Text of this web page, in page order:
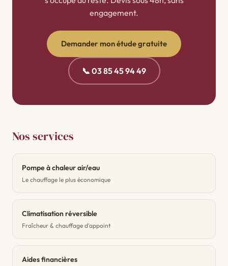
engagement.
Demander mon étude gratuite
📞 03 85 45 94 49
Nos services
Pompe à chaleur air/eau
Le chauffage le plus économique
Climatisation réversible
Fraîcheur & chauffage d'appoint
Aides financières